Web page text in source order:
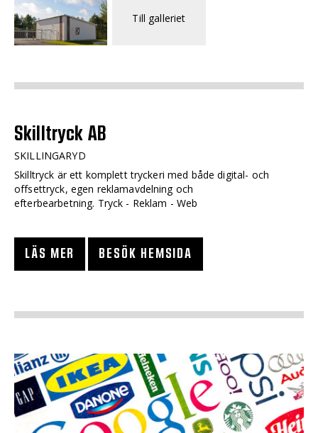
Till galleriet
Skilltryck AB
SKILLINGARYD
Skilltryck är ett komplett tryckeri med både digital- och
offsettryck, egen reklamavdelning och
efterbearbetning. Tryck - Reklam - Web
LÄS MER BESÖK HEMSIDA